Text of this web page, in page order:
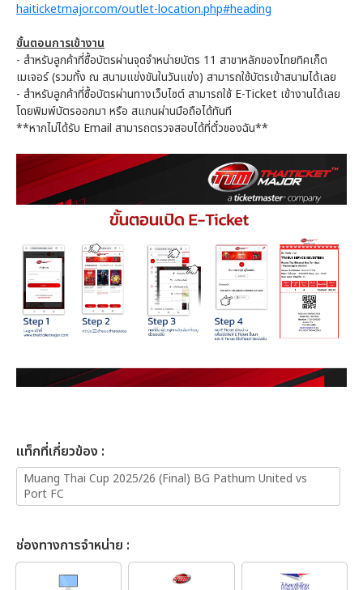
haiticketmajor.com/outlet-location.php#heading
ขั้นตอนการเข้างาน
- สำหรับลูกค้าที่ซื้อบัตรผ่านจุดจำหน่ายบัตร 11 สาขาหลักของไทยทิคเก็ต
เมเจอร์ (รวมทั้ง ณ สนามแข่งขันในวันแข่ง) สามารถใช้บัตรเข้าสนามได้เลย
- สำหรับลูกค้าที่ซื้อบัตรผ่านทางเว็บไซต์ สามารถใช้ E-Ticket เข้างานได้เลย
โดยพิมพ์บัตรออกมา หรือ สแกนผ่านมือถือได้ทันที
**หากไม่ได้รับ Email สามารถตรวจสอบได้ที่ตั๋วของฉัน**
เเท็กที่เกี่ยวข้อง :
Muang Thai Cup 2025/26 (Final) BG Pathum United vs
Port FC
ช่องทางการจำหน่าย :